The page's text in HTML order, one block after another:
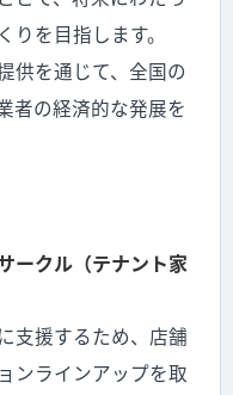
を目指します。
供を通じて、全国の
者の経済的な発展を
ークル（テナント家
支援するため、店舗
ンラインアップを取